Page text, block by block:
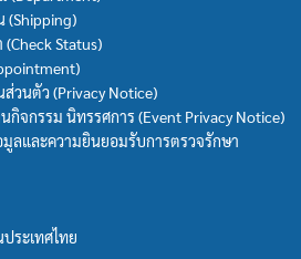
(Shipping)
Status)
ส่วนตัว (Privacy Notice)
กิจกรรม นิทรรศการ (Event Privacy Notice)
ลและความยินยอมรับการตรวจรักษา
ระเทศไทย